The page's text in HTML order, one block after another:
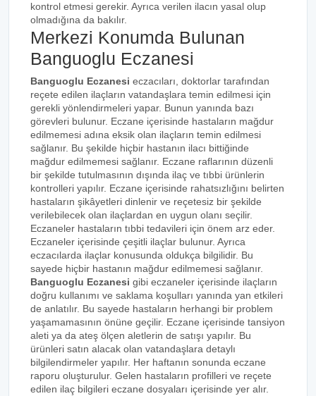
kontrol etmesi gerekir. Ayrıca verilen ilacın yasal olup
olmadığına da bakılır.
Merkezi Konumda Bulunan
Banguoglu Eczanesi
Banguoglu Eczanesi eczacıları, doktorlar tarafından
reçete edilen ilaçların vatandaşlara temin edilmesi için
gerekli yönlendirmeleri yapar. Bunun yanında bazı
görevleri bulunur. Eczane içerisinde hastaların mağdur
edilmemesi adına eksik olan ilaçların temin edilmesi
sağlanır. Bu şekilde hiçbir hastanın ilacı bittiğinde
mağdur edilmemesi sağlanır. Eczane raflarının düzenli
bir şekilde tutulmasının dışında ilaç ve tıbbi ürünlerin
kontrolleri yapılır. Eczane içerisinde rahatsızlığını belirten
hastaların şikâyetleri dinlenir ve reçetesiz bir şekilde
verilebilecek olan ilaçlardan en uygun olanı seçilir.
Eczaneler hastaların tıbbi tedavileri için önem arz eder.
Eczaneler içerisinde çeşitli ilaçlar bulunur. Ayrıca
eczacılarda ilaçlar konusunda oldukça bilgilidir. Bu
sayede hiçbir hastanın mağdur edilmemesi sağlanır.
Banguoglu Eczanesi gibi eczaneler içerisinde ilaçların
doğru kullanımı ve saklama koşulları yanında yan etkileri
de anlatılır. Bu sayede hastaların herhangi bir problem
yaşamamasının önüne geçilir. Eczane içerisinde tansiyon
aleti ya da ateş ölçen aletlerin de satışı yapılır. Bu
ürünleri satın alacak olan vatandaşlara detaylı
bilgilendirmeler yapılır. Her haftanın sonunda eczane
raporu oluşturulur. Gelen hastaların profilleri ve reçete
edilen ilaç bilgileri eczane dosyaları içerisinde yer alır.